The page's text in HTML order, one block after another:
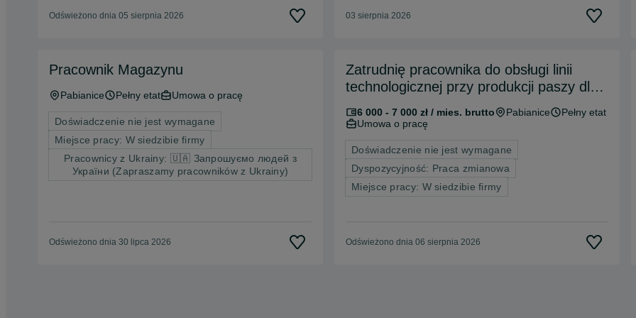
Odświeżono dnia 05 sierpnia 2026 03 sierpnia 2026
Pracownik Magazynu
Pabianice Pełny etat Umowa o pracę
Doświadczenie nie jest wymagane
Miejsce pracy: W siedzibie firmy
Pracownicy z Ukrainy: 🇺🇦 Запрошуємо людей з
України (Zapraszamy pracowników z Ukrainy)
Odświeżono dnia 30 lipca 2026
Zatrudnię pracownika do obsługi linii
technologicznej przy produkcji paszy dla
zwierząt
6 000 - 7 000 zł / mies. brutto Pabianice
Pełny etat
Umowa o pracę
Doświadczenie nie jest wymagane
Dyspozycyjność: Praca zmianowa
Miejsce pracy: W siedzibie firmy
Odświeżono dnia 06 sierpnia 2026